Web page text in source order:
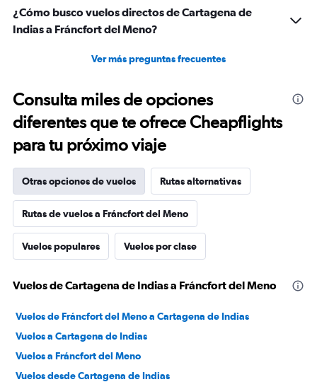
¿Cómo busco vuelos directos de Cartagena de
Indias a Fráncfort del Meno?
Ver más preguntas frecuentes
Consulta miles de opciones
diferentes que te ofrece Cheapflights
para tu próximo viaje
Otras opciones de vuelos Rutas alternativas
Rutas de vuelos a Fráncfort del Meno
Vuelos populares Vuelos por clase
Vuelos de Cartagena de Indias a Fráncfort del Meno
Vuelos de Fráncfort del Meno a Cartagena de Indias
Vuelos a Cartagena de Indias
Vuelos a Fráncfort del Meno
Vuelos desde Cartagena de Indias